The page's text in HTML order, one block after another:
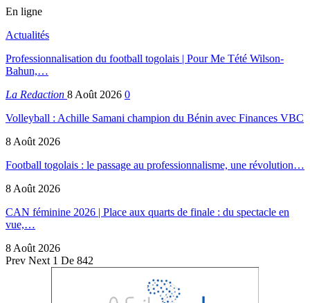
En ligne
Actualités
Professionnalisation du football togolais | Pour Me Tété Wilson-
Bahun,…
La Redaction 8 Août 2026 0
Volleyball : Achille Samani champion du Bénin avec Finances VBC
8 Août 2026
Football togolais : le passage au professionnalisme, une révolution…
8 Août 2026
CAN féminine 2026 | Place aux quarts de finale : du spectacle en
vue,…
8 Août 2026
Prev Next 1 De 842